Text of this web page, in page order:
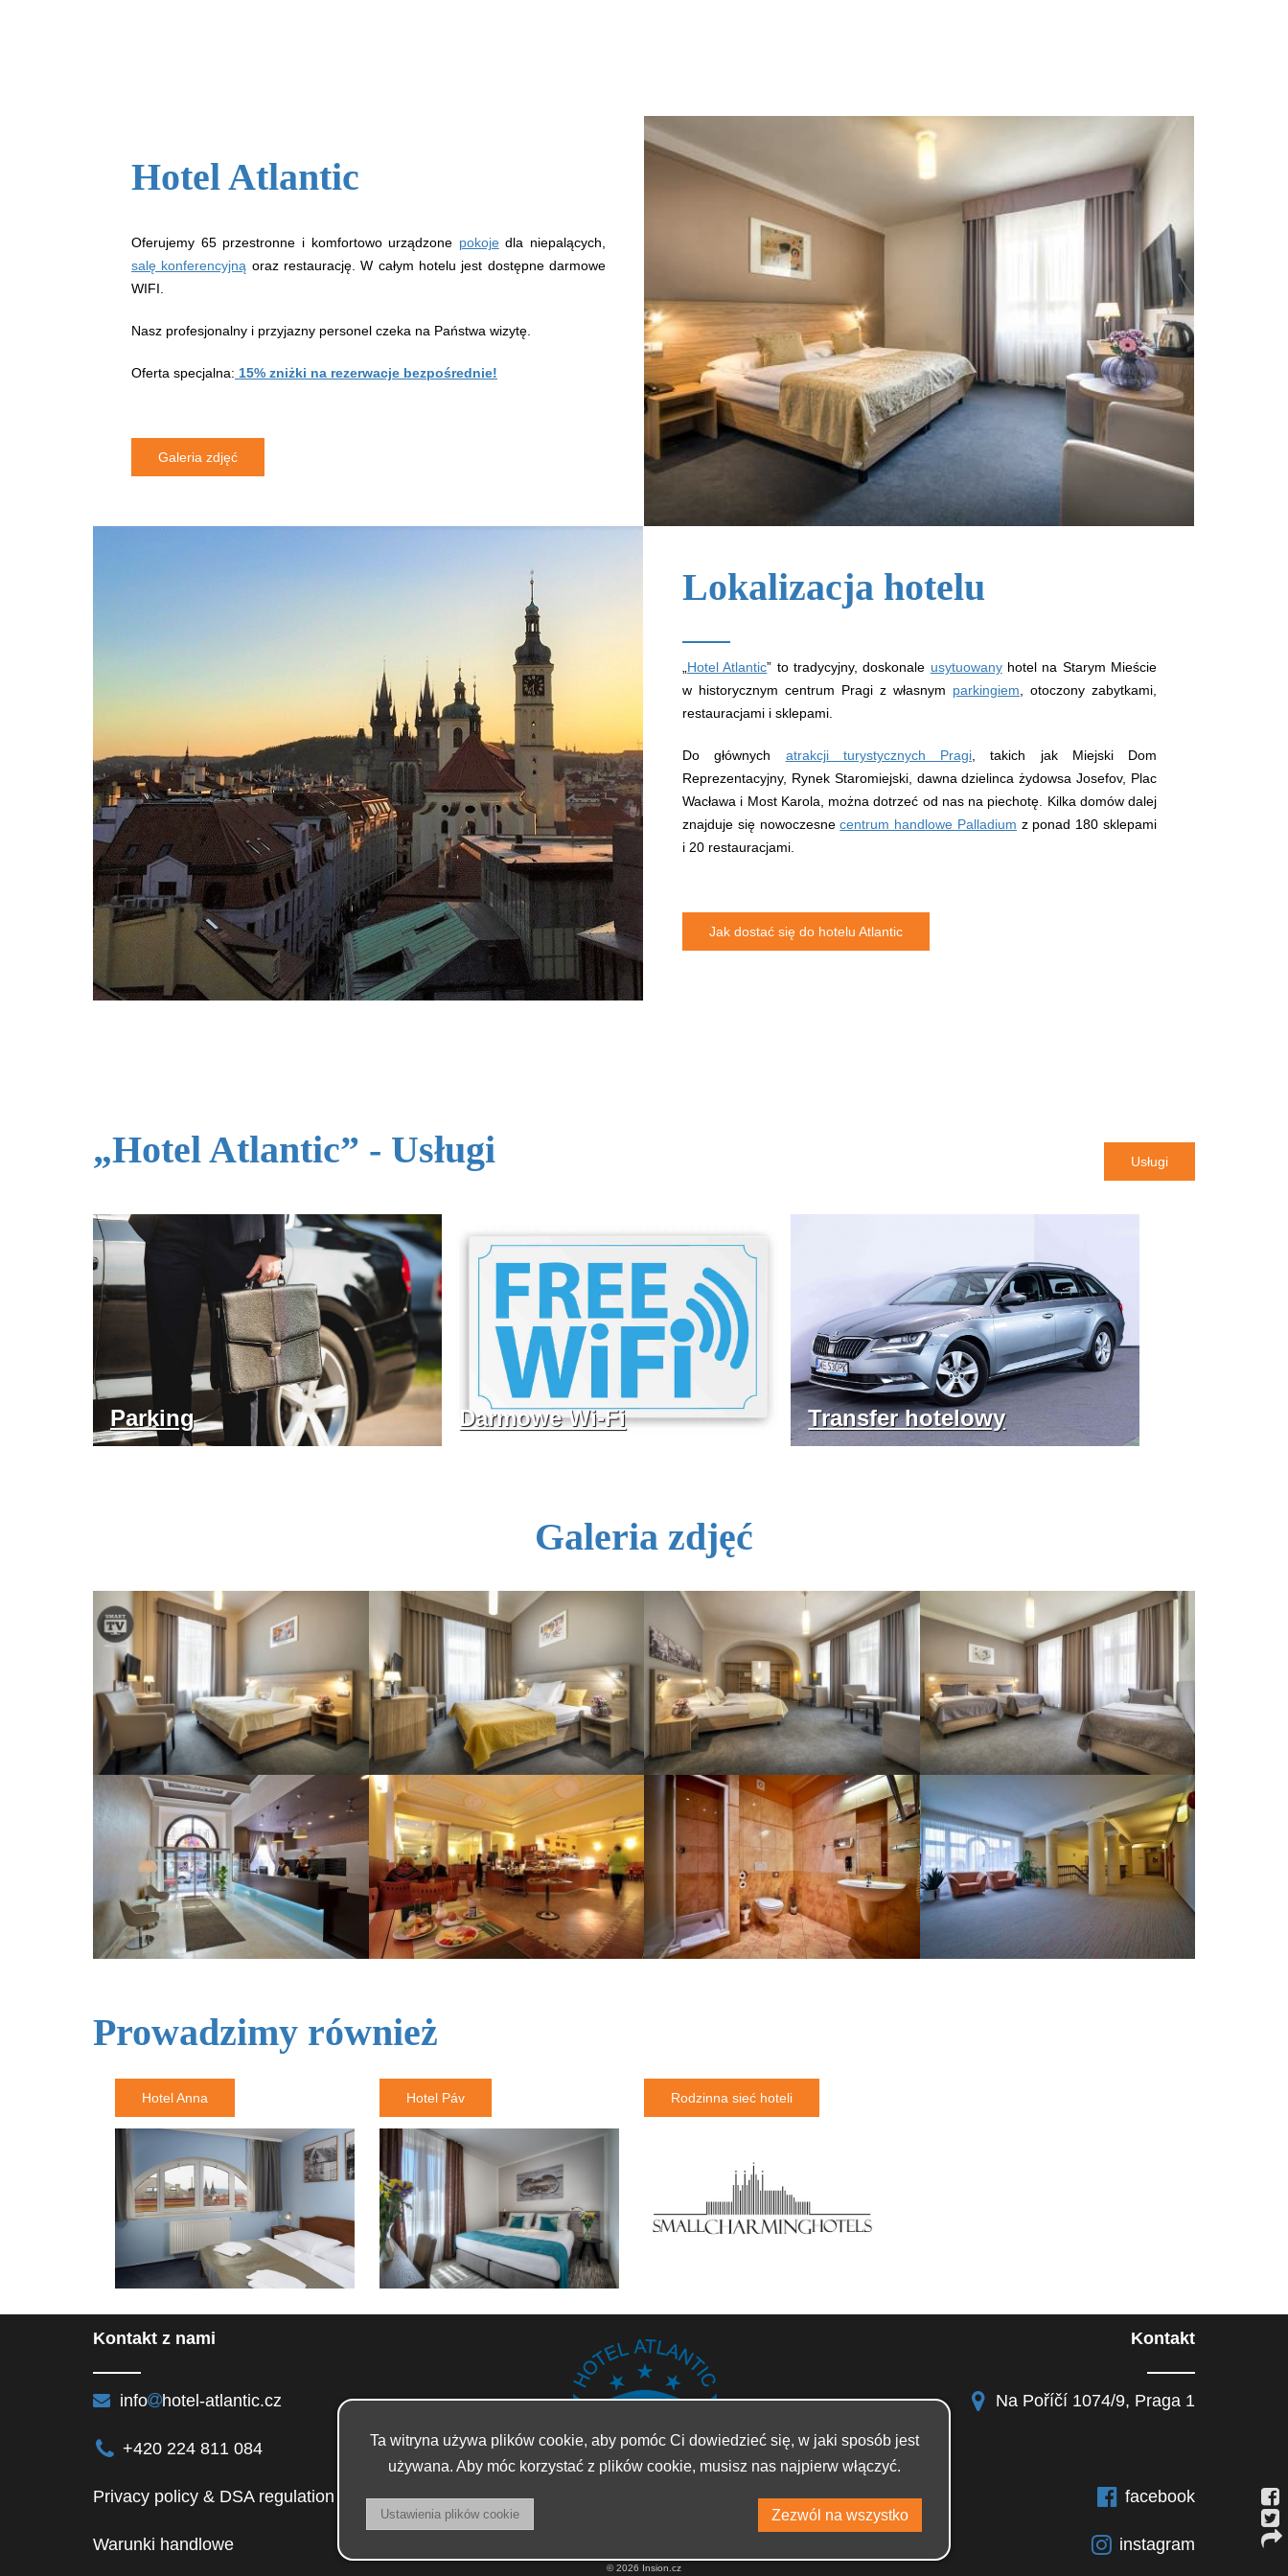
Hotel Atlantic
Oferujemy 65 przestronne i komfortowo urządzone pokojedla niepalących,
salę konferencyjną oraz restaurację. W całym hotelu jest dostępne darmowe
WIFI.
Nasz profesjonalny i przyjazny personel czeka na Państwa wizytę.
Oferta specjalna: 15% zniżki na rezerwacje bezpośrednie!
Galeria zdjęć
Lokalizacja hotelu
„Hotel Atlantic” to tradycyjny, doskonale usytuowanyhotel na Starym Mieście
w historycznym centrum Pragi z własnym parkingiem, otoczony zabytkami,
restauracjami i sklepami.
Do głównych atrakcji turystycznych Pragi, takich jak Miejski Dom
Reprezentacyjny, Rynek Staromiejski, dawna dzielinca żydowsa Josefov, Plac
Wacława i Most Karola, można dotrzeć od nas na piechotę. Kilka domów dalej
znajduje się nowoczesnecentrum handlowe Palladium z ponad 180 sklepami
i 20 restauracjami.
Jak dostać się do hotelu Atlantic
„Hotel Atlantic” - Usługi Usługi
Parking Darmowe Wi-Fi Transfer hotelowy
Galeria zdjęć
Prowadzimy również
Hotel Anna Hotel Páv Rodzinna sieć hoteli
Kontakt z nami
info hotel-atlantic.cz
+420 224 811 084
Privacy policy & DSA regulation
Warunki handlowe
Kontakt
Na Poříčí 1074/9, Praga 1
facebook
instagram
© 2026 Insion.cz
Ta witryna używa plików cookie, aby pomóc Ci dowiedzieć się, w jaki sposób jest
używana. Aby móc korzystać z plików cookie, musisz nas najpierw włączyć.